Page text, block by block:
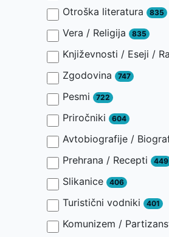
Otroška literatura 835
Vera / Religija 835
Zgodovina 747
Pesmi 722
Priročniki 604
Prehrana / Recepti 449
Slikanice 406
Turistični vodniki 401